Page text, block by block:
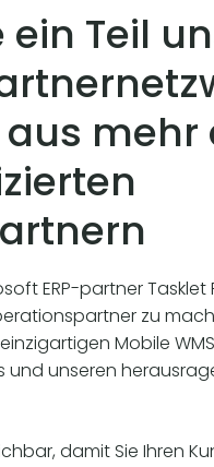
ein Teil
mehr
ERP-partner Tasklet
zu
Mobile
unseren
damit Sie Ihren